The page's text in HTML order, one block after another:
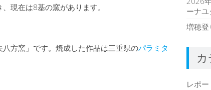
現在は8基の窯があります。
方窯」です。焼成した作品は三重県のパラミタ
ーナユ
増穂
レポー